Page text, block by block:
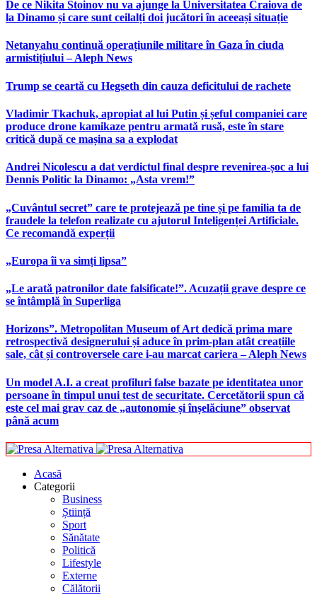
De ce Nikita Stoinov nu va ajunge la Universitatea Craiova de
la Dinamo și care sunt ceilalți doi jucători în aceeași situație
Netanyahu continuă operațiunile militare în Gaza în ciuda
armistițiului – Aleph News
Trump se ceartă cu Hegseth din cauza deficitului de rachete
Vladimir Tkachuk, apropiat al lui Putin și șeful companiei care
produce drone kamikaze pentru armată rusă, este în stare
critică după ce mașina sa a explodat
Andrei Nicolescu a dat verdictul final despre revenirea-șoc a lui
Dennis Politic la Dinamo: „Asta vrem!”
„Cuvântul secret” care te protejează pe tine și pe familia ta de
fraudele la telefon realizate cu ajutorul Inteligenței Artificiale.
Ce recomandă experții
„Europa îi va simți lipsa”
„Le arată patronilor date falsificate!”. Acuzații grave despre ce
se întâmplă în Superliga
Horizons”. Metropolitan Museum of Art dedică prima mare
retrospectivă designerului și aduce în prim-plan atât creațiile
sale, cât și controversele care i-au marcat cariera – Aleph News
Un model A.I. a creat profiluri false bazate pe identitatea unor
persoane în timpul unui test de securitate. Cercetătorii spun că
este cel mai grav caz de „autonomie și înșelăciune” observat
până acum
Acasă
Categorii
Business
Știință
Sport
Sănătate
Politică
Lifestyle
Externe
Călătorii